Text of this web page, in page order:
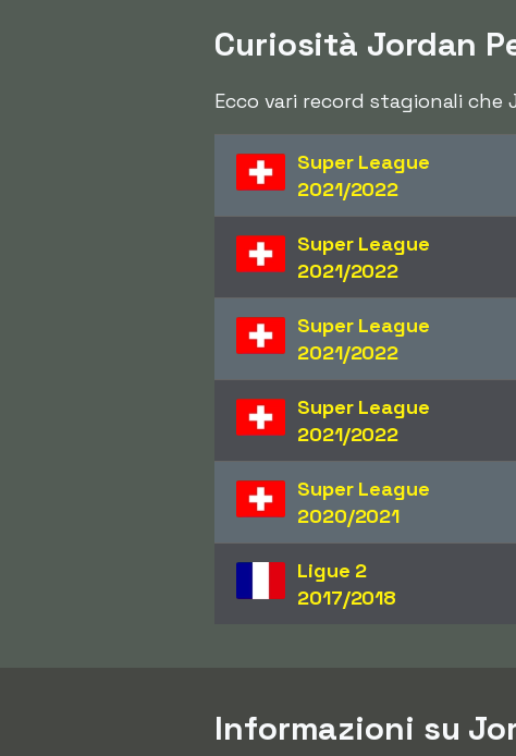
Curiosità Jordan
Ecco vari record stagionali
Super League
2021/2022
Super League
2021/2022
Super League
2021/2022
Super League
2021/2022
Super League
2020/2021
Ligue 2
2017/2018
Informazioni su